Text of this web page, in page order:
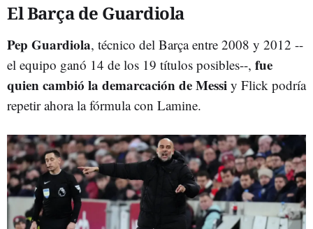
El Barça de Guardiola
Pep Guardiola, técnico del Barça entre 2008 y 2012 --
el equipo ganó 14 de los 19 títulos posibles--, fue
quien cambió la demarcación de Messi y Flick podría
repetir ahora la fórmula con Lamine.